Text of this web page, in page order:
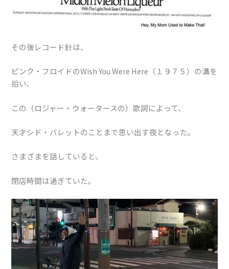
その後レコード針は、
ピンク・フロイドのWish You Were Here（１９７５）の溝を
拾い、
この（ロジャー・ウォータースの）歌詞によって、
天才シド・バレットのことまで思い出す夜となった。
さまざまを話していると、
閉店時間は過ぎていた。